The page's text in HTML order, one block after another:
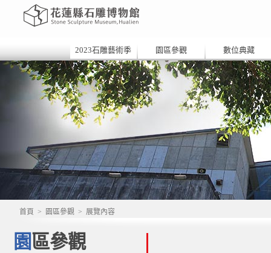
2023石雕藝術季 園區參觀 數位典藏
首頁 > 園區參觀 > 展覽內容
園區參觀